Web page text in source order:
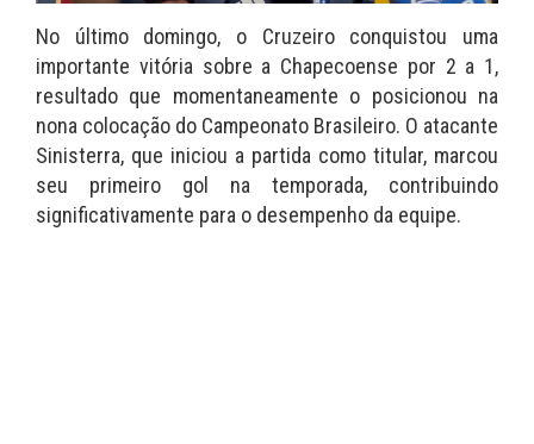
No último domingo, o Cruzeiro conquistou uma
importante vitória sobre a Chapecoense por 2 a 1,
resultado que momentaneamente o posicionou na
nona colocação do Campeonato Brasileiro. O atacante
Sinisterra, que iniciou a partida como titular, marcou
seu primeiro gol na temporada, contribuindo
significativamente para o desempenho da equipe.